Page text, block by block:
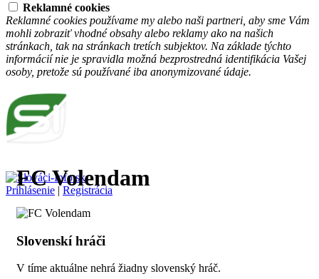
Reklamné cookies
Reklamné cookies používame my alebo naši partneri, aby sme Vám
mohli zobraziť vhodné obsahy alebo reklamy ako na našich
stránkach, tak na stránkach tretích subjektov. Na základe týchto
informácií nie je spravidla možná bezprostredná identifikácia Vašej
osoby, pretože sú používané iba anonymizované údaje.
Prihlásenie | Registrácia
FC Volendam
Slovenskí hráči
V tíme aktuálne nehrá žiadny slovenský hráč.